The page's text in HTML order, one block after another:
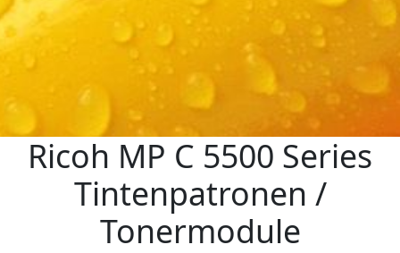
Ricoh MP C 5500 Series
Tintenpatronen /
Tonermodule